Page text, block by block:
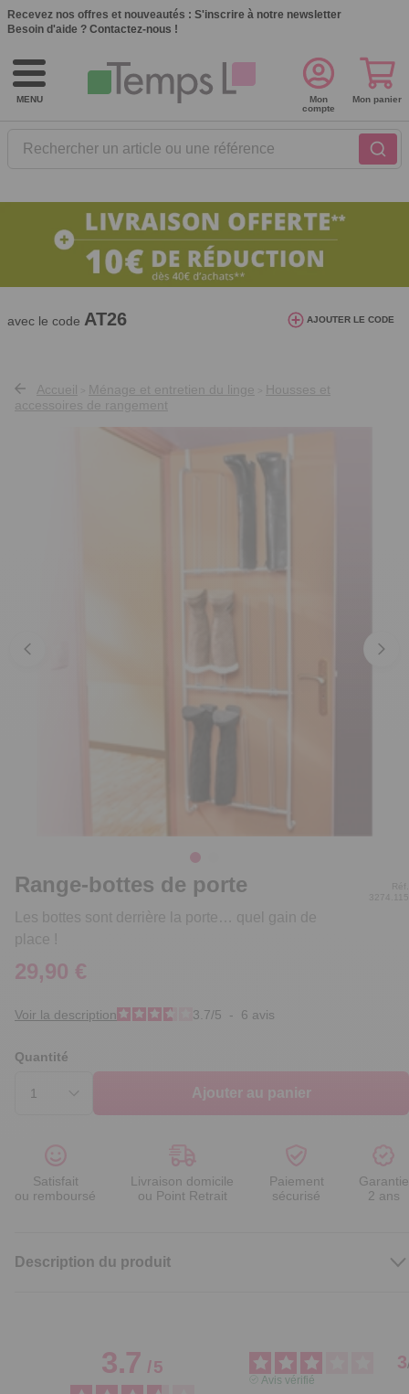
Recevez nos offres et nouveautés : S'inscrire à notre newsletter
Besoin d'aide ? Contactez-nous !
MENU
Rechercher un article ou une référence
Mon
compte
Mon panier
10€ de réduction dès 40€ d'achat. Offre
valable du 03/08/2026 au 12/08/2026.
avec le code AT26 AJOUTER LE CODE
Accueil Ménage et entretien du linge
Housses et
accessoires de rangement
Range-bottes de porte
Les bottes sont derrière la porte… quel gain de
place !
Réf.
3274.115
29,90 €
Voir la description 3.7/5 - 6 avis
Quantité
Ajouter au panier
Satisfait
ou remboursé
Livraison domicile
ou Point Retrait
Paiement
sécurisé
Garantie
2 ans
Description du produit
3.7/5 3
Avis vérifié